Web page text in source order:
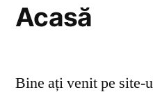
Acasă
Bine ați venit pe site-